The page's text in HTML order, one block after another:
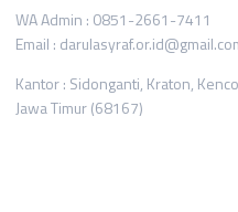
WA Admin : 0851-2661-7411
Email :
Kantor : Sidonganti, Kraton,
Jawa Timur (68167)